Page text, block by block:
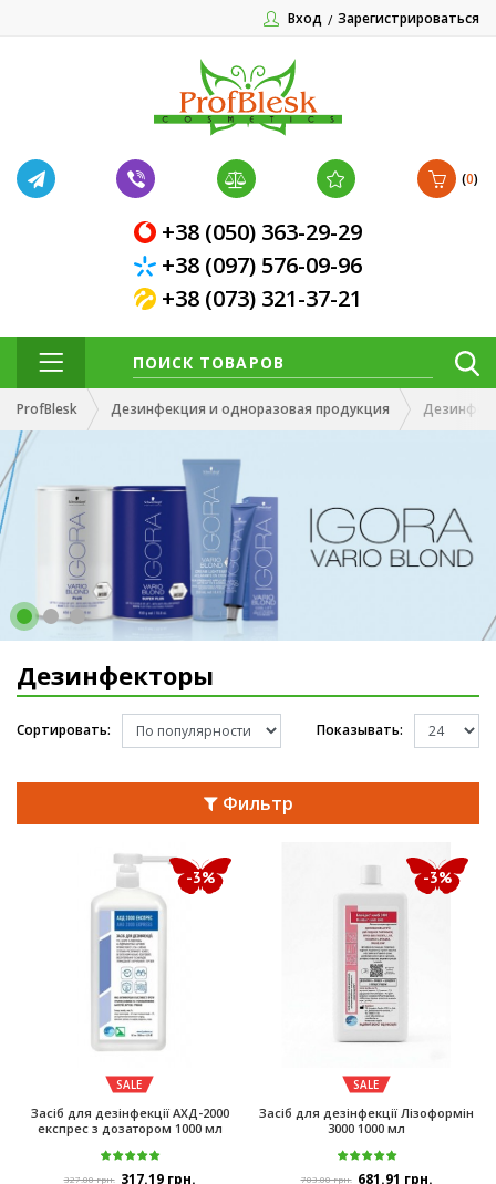
Вход Зарегистрироваться
(0)
+38 (050) 363-29-29
+38 (097) 576-09-96
+38 (073) 321-37-21
ProfBlesk Дезинфекция и одноразовая продукция
Дезинфекторы
Сортировать: Показывать:
Фильтр
-3%
SALE
Засіб для дезінфекції АХД-2000
експрес з дозатором 1000 мл
327.00 грн. 317.19 грн.
-3%
SALE
Засіб для дезінфекції Лізоформін
3000 1000 мл
703.00 грн. 681.91 грн.